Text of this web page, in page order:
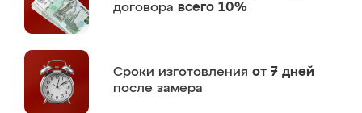
договора всего 10%
Сроки изготовления от 7 дней
после замера